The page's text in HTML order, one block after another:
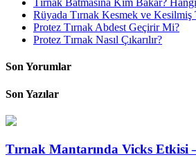
Tırnak Batmasına Kim Bakar?
Rüyada Tırnak Kesmek ve Kesilmiş
Protez Tırnak Abdest Geçirir Mi?
Protez Tırnak Nasıl Çıkarılır?
Son Yorumlar
Son Yazılar
Tırnak Mantarında Vicks Etkisi